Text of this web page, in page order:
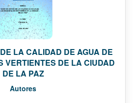
LA CALIDAD DE AGUA DE
VERTIENTES DE LA CIUDAD
DE LA PAZ
Autores